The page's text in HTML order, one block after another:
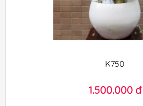
K750
1.500.000 đ